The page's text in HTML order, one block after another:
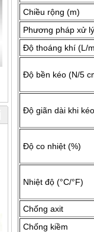
Chiều rộng (m)
Phương pháp xử lý
Độ thoáng khí (L/
Độ bền kéo (N/5
Độ giãn dài khi
Độ co nhiệt (%)
Nhiệt độ (°C/°F)
Chống axit
Chống kiềm